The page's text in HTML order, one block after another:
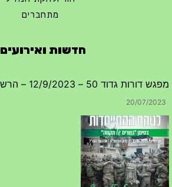
מתחברים
חדשות ואירועים
מפגש דורות גדוד 50 – 12/9/2023 – הרשמה
20/07/2023